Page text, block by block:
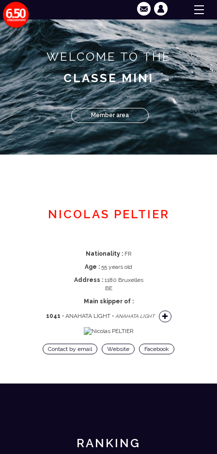
WELCOME TO THE
CLASSE MINI
Member area
NICOLAS PELTIER
Nationality :FR
Age : 55 years old
Address :1180 Bruxelles
BE
Main skipper of :
1041 • ANAHATA LIGHT • ANAHATA LIGHT
Contact by email Website Facebook
RANKING